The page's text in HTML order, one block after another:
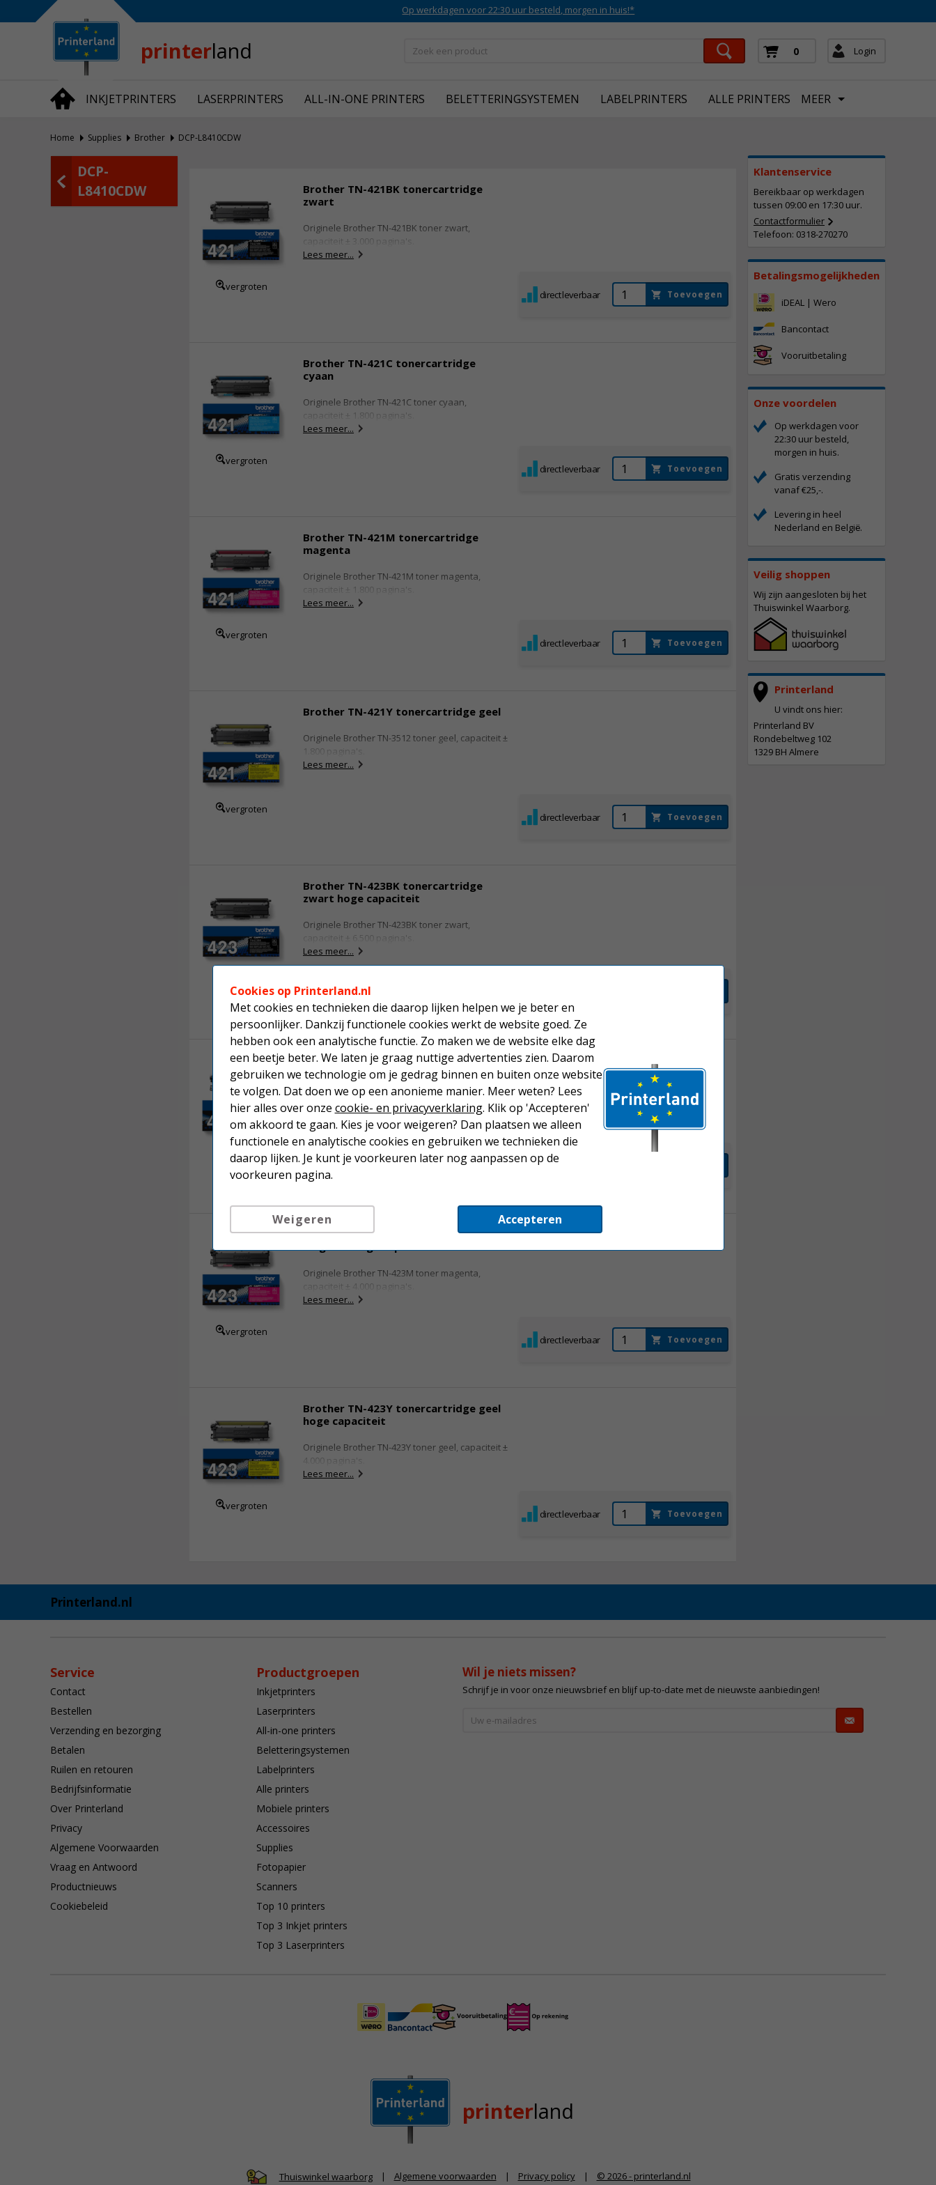
Op werkdagen voor 22:30 uur besteld, morgen in huis!*
printerland 0 Login
INKJETPRINTERS LASERPRINTERS ALL-IN-ONE PRINTERS BELETTERINGSYSTEMEN LABELPRINTERS ALLE PRINTERS MEER
Over Printerland
Privacy
Algemene Voorwaarden
Productnieuws
Home Supplies Brother DCP-L8410CDW
Klantenservice
Bereikbaar op werkdagen
tussen 09:00 en 17:30 uur.
Contactformulier
Telefoon: 0318-270270
Betalingsmogelijkheden
iDEAL | Wero
Bancontact
Vooruitbetaling
Onze voordelen
Op werkdagen voor
22:30 uur besteld,
morgen in huis.
Gratis verzending
vanaf €25,-.
Levering in heel
Nederland en België.
Veilig shoppen
Wij zijn aangesloten bij het
Thuiswinkel Waarborg.
Printerland
U vindt ons hier:
Printerland BV
Rondebeltweg 102
1329 BH Almere
DCP-
L8410CDW
vergroten
Brother TN-421BK tonercartridge
zwart
Originele Brother TN-421BK toner zwart,
capaciteit ± 3.000 pagina's.
Lees meer...
direct leverbaar Toevoegen
vergroten
Brother TN-421C tonercartridge
cyaan
Originele Brother TN-421C toner cyaan,
capaciteit ± 1.800 pagina's.
Lees meer...
direct leverbaar Toevoegen
vergroten
Brother TN-421M tonercartridge
magenta
Originele Brother TN-421M toner magenta,
capaciteit ± 1.800 pagina's.
Lees meer...
direct leverbaar Toevoegen
vergroten
Brother TN-421Y tonercartridge geel
Originele Brother TN-3512 toner geel, capaciteit ±
1.800 pagina's.
Lees meer...
direct leverbaar Toevoegen
Brother TN-423BK tonercartridge
zwart hoge capaciteit
Originele Brother TN-423BK toner zwart,
capaciteit ± 6.500 pagina's.
Lees meer...
vergroten
Brother TN-423C tonercartridge
cyaan hoge capaciteit
Originele Brother TN-423C toner cyaan,
capaciteit ± 4.000 pagina's.
Lees meer...
148,
Incl. BTW
direct leverbaar
vergroten
Brother TN-423M tonercartridge
magenta hoge capaciteit
Originele Brother TN-423M toner magenta,
capaciteit ± 4.000 pagina's.
Lees meer...
148,50
direct leverbaar Toevoegen
vergroten
Brother TN-423Y tonercartridge geel
hoge capaciteit
Originele Brother TN-423Y toner geel, capaciteit ±
4.000 pagina's.
Lees meer...
direct leverbaar Toevoegen
Printerland.nl
Service
Contact
Bestellen
Verzending en bezorging
Betalen
Ruilen en retouren
Bedrijfsinformatie
Over Printerland
Privacy
Algemene Voorwaarden
Vraag en Antwoord
Productnieuws
Cookiebeleid
Productgroepen
Inkjetprinters
Laserprinters
All-in-one printers
Beletteringsystemen
Labelprinters
Alle printers
Mobiele printers
Accessoires
Supplies
Fotopapier
Scanners
Top 10 printers
Top 3 Inkjet printers
Top 3 Laserprinters
Wil je niets missen?
Schrijf je in voor onze nieuwsbrief en blijf up-to-date met de nieuwste aanbiedingen!
printerland
Thuiswinkel waarborg | Algemene voorwaarden | Privacy policy | © 2026 - printerland.nl
Cookies op Printerland.nl
Met cookies en technieken die daarop lijken helpen we je beter en
persoonlijker. Dankzij functionele cookies werkt de website goed. Ze
hebben ook een analytische functie. Zo maken we de website elke dag
een beetje beter. We laten je graag nuttige advertenties zien. Daarom
gebruiken we technologie om je gedrag binnen en buiten onze website
te volgen. Dat doen we op een anonieme manier. Meer weten? Lees
hier alles over onze cookie- en privacyverklaring. Klik op 'Accepteren'
om akkoord te gaan. Kies je voor weigeren? Dan plaatsen we alleen
functionele en analytische cookies en gebruiken we technieken die
daarop lijken. Je kunt je voorkeuren later nog aanpassen op de
voorkeuren pagina.
Accepteren
Weigeren